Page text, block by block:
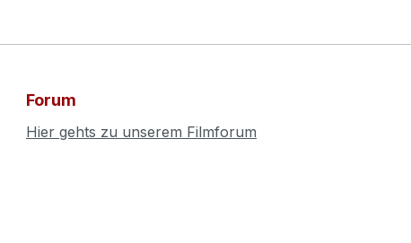
Forum
Hier gehts zu unserem Filmforum